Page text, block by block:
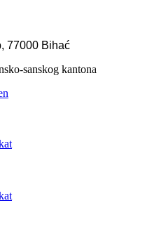
77000 Bihać
sanskog kantona